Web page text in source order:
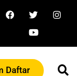
Daftar